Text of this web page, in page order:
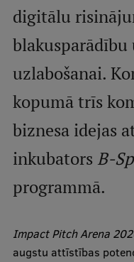
Rezidentūra
Uzņemšana
Praktiska
Par RSU
Studentu dzīve
Fakultātes
digitālu
blakusparādību
uzlabošanai.
kopumā trīs
biznesa idejas
inkubators B-
programmā.
Impact Pitch Arena
augstu attīstības